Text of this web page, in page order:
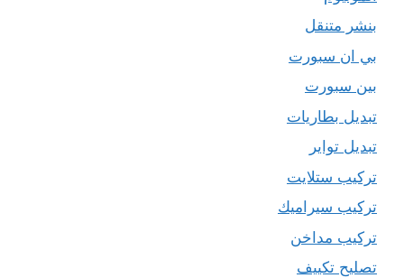
بنشر متنقل
بي ان سبورت
بين سبورت
تبديل بطاريات
تبديل تواير
تركيب ستلايت
تركيب سيراميك
تركيب مداخن
تصليح تكييف